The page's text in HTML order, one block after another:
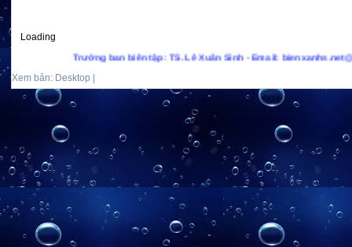
Loading
Trưởng ban biên tập: TS. Lê Xuân Sinh - Email:
Xem bản: Desktop |